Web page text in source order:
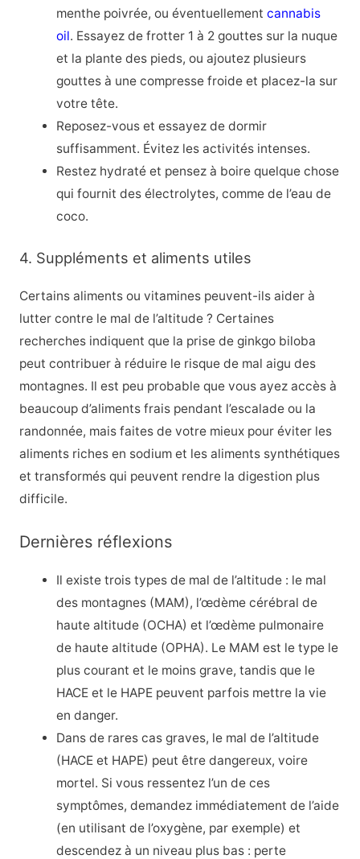
menthe poivrée, ou éventuellementcannabis
oil. Essayez de frotter 1 à 2 gouttes sur la nuque
et la plante des pieds, ou ajoutez plusieurs
gouttes à une compresse froide et placez-la sur
votre tête.
Reposez-vous et essayez de dormir
suffisamment. Évitez les activités intenses.
Restez hydraté et pensez à boire quelque chose
qui fournit des électrolytes, comme de l’eau de
coco.
4. Suppléments et aliments utiles
Certains aliments ou vitamines peuvent-ils aider à
lutter contre le mal de l’altitude ? Certaines
recherches indiquent que la prise de ginkgo biloba
peut contribuer à réduire le risque de mal aigu des
montagnes. Il est peu probable que vous ayez accès à
beaucoup d’aliments frais pendant l’escalade ou la
randonnée, mais faites de votre mieux pour éviter les
aliments riches en sodium et les aliments synthétiques
et transformés qui peuvent rendre la digestion plus
difficile.
Dernières réflexions
Il existe trois types de mal de l’altitude : le mal
des montagnes (MAM), l’œdème cérébral de
haute altitude (OCHA) et l’œdème pulmonaire
de haute altitude (OPHA). Le MAM est le type le
plus courant et le moins grave, tandis que le
HACE et le HAPE peuvent parfois mettre la vie
en danger.
Dans de rares cas graves, le mal de l’altitude
(HACE et HAPE) peut être dangereux, voire
mortel. Si vous ressentez l’un de ces
symptômes, demandez immédiatement de l’aide
(en utilisant de l’oxygène, par exemple) et
descendez à un niveau plus bas : perte